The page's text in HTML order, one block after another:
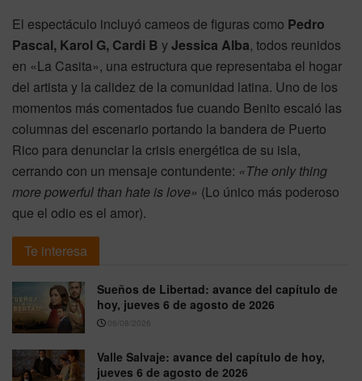
El espectáculo incluyó cameos de figuras como Pedro
Pascal, Karol G, Cardi B yJessica Alba, todos reunidos
en «La Casita», una estructura que representaba el hogar
del artista y la calidez de la comunidad latina. Uno de los
momentos más comentados fue cuando Benito escaló las
columnas del escenario portando la bandera de Puerto
Rico para denunciar la crisis energética de su isla,
cerrando con un mensaje contundente: «The only thing
more powerful than hate is love» (Lo único más poderoso
que el odio es el amor).
Te interesa
Sueños de Libertad: avance del capítulo de
hoy, jueves 6 de agosto de 2026
06/08/2026
Valle Salvaje: avance del capítulo de hoy,
jueves 6 de agosto de 2026